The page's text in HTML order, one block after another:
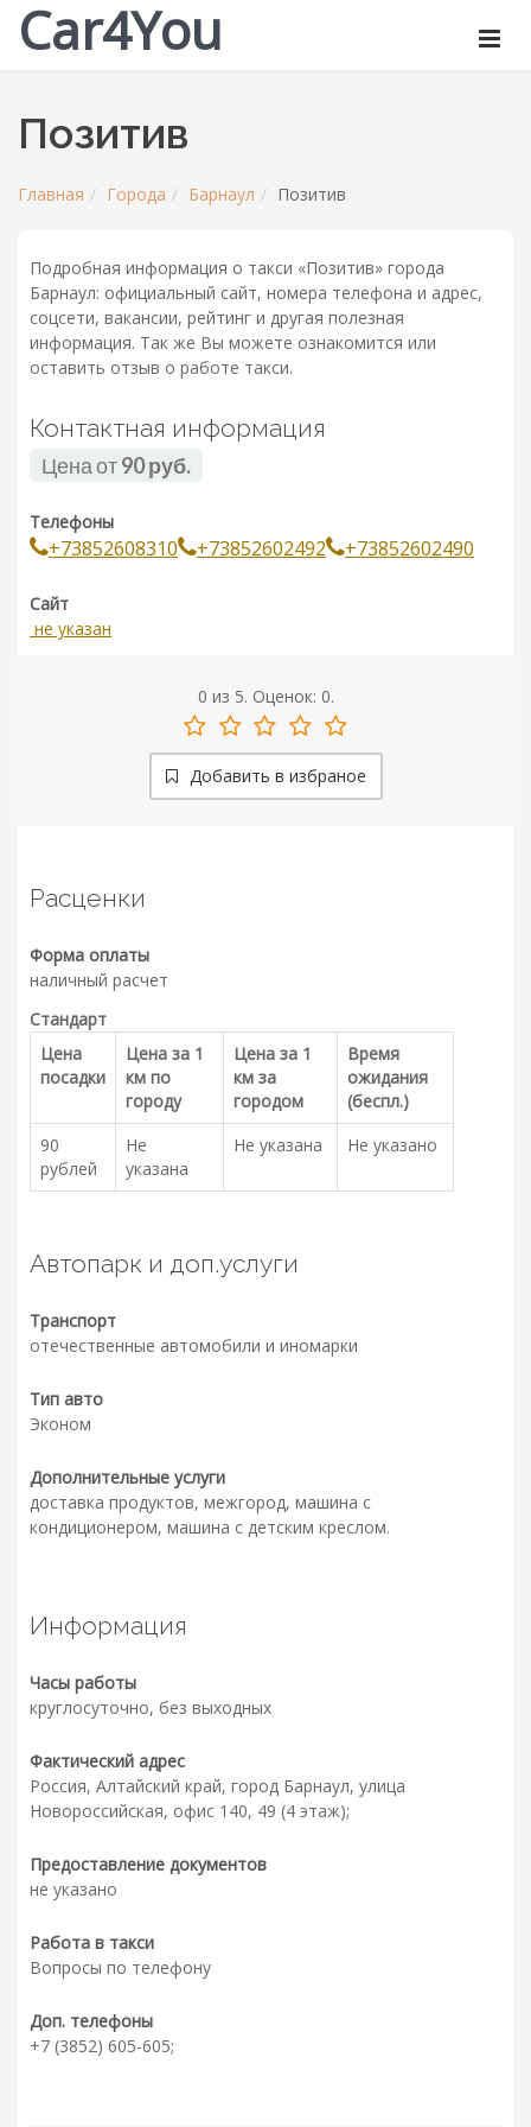
Car4You
Позитив
Главная Города Барнаул Позитив
Подробная информация о такси «Позитив» города
Барнаул: официальный сайт, номера телефона и адрес,
соцсети, вакансии, рейтинг и другая полезная
информация. Так же Вы можете ознакомится или
оставить отзыв о работе такси.
Контактная информация
Цена от90 руб.
Телефоны
+73852608310 +73852602492 +73852602490
Сайт
не указан
0 из 5. Оценок: 0.
Добавить в избраное
Расценки
Форма оплаты
наличный расчет
Стандарт
Цена
посадки
Цена за 1
км по
городу
Цена за 1
км за
городом
Время
ожидания
(беспл.)
90
рублей
Не
указана
Не указана Не указано
Автопарк и доп.услуги
Транспорт
отечественные автомобили и иномарки
Тип авто
Эконом
Дополнительные услуги
доставка продуктов, межгород, машина с
кондиционером, машина с детским креслом.
Информация
Часы работы
круглосуточно, без выходных
Фактический адрес
Россия, Алтайский край, город Барнаул, улица
Новороссийская, офис 140, 49 (4 этаж);
Предоставление документов
не указано
Работа в такси
Вопросы по телефону
Доп. телефоны
+7 (3852) 605-605;